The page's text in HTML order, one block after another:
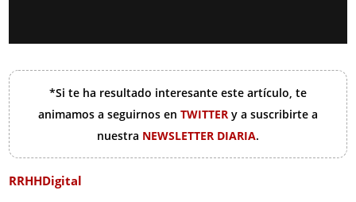
*Si te ha resultado interesante este artículo, te
animamos a seguirnos en TWITTER y a suscribirte a
nuestra NEWSLETTER DIARIA.
RRHHDigital